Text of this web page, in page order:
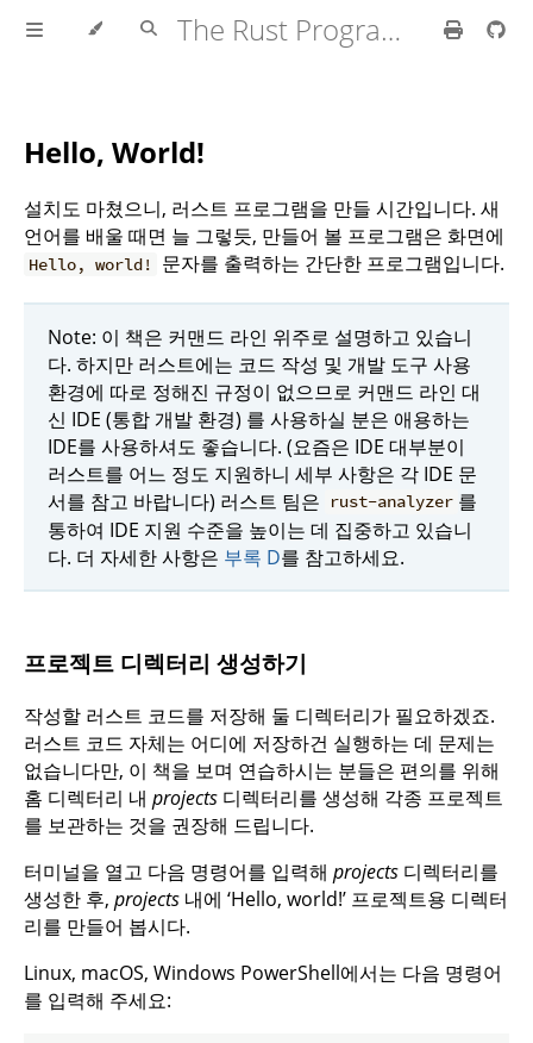
The Rust Programming Language
Hello, World!
설치도 마쳤으니, 러스트 프로그램을 만들 시간입니다. 새
언어를 배울 때면 늘 그렇듯, 만들어 볼 프로그램은 화면에
Hello, world! 문자를 출력하는 간단한 프로그램입니다.
Note: 이 책은 커맨드 라인 위주로 설명하고 있습니
다. 하지만 러스트에는 코드 작성 및 개발 도구 사용
환경에 따로 정해진 규정이 없으므로 커맨드 라인 대
신 IDE (통합 개발 환경) 를 사용하실 분은 애용하는
IDE를 사용하셔도 좋습니다. (요즘은 IDE 대부분이
러스트를 어느 정도 지원하니 세부 사항은 각 IDE 문
서를 참고 바랍니다) 러스트 팀은
rust-analyzer 를
통하여 IDE 지원 수준을 높이는 데 집중하고 있습니
다. 더 자세한 사항은 부록 D를 참고하세요.
프로젝트 디렉터리 생성하기
작성할 러스트 코드를 저장해 둘 디렉터리가 필요하겠죠.
러스트 코드 자체는 어디에 저장하건 실행하는 데 문제는
없습니다만, 이 책을 보며 연습하시는 분들은 편의를 위해
홈 디렉터리 내 projects 디렉터리를 생성해 각종 프로젝트
를 보관하는 것을 권장해 드립니다.
터미널을 열고 다음 명령어를 입력해 projects 디렉터리를
생성한 후, projects 내에 ‘Hello, world!’ 프로젝트용 디렉터
리를 만들어 봅시다.
Linux, macOS, Windows PowerShell에서는 다음 명령어
를 입력해 주세요: